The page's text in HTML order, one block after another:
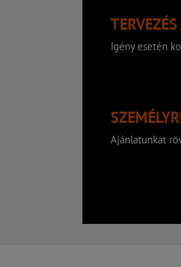
TERVEZÉS
Igény esetén
Ajánlatunkat